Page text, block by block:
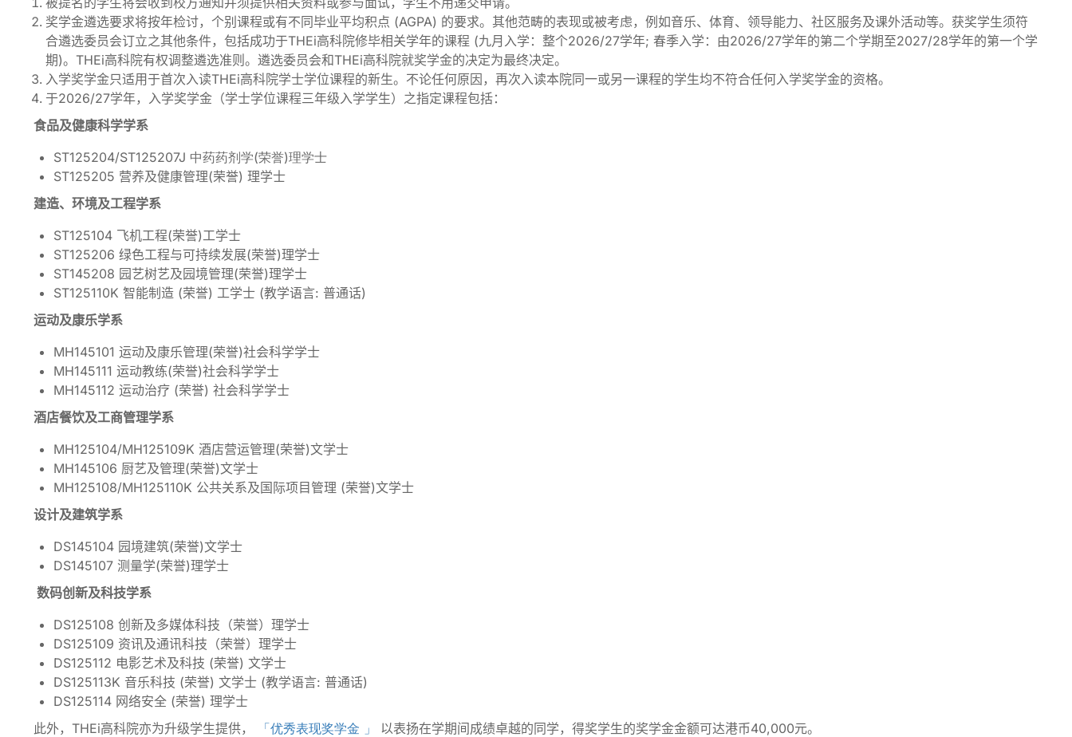
奖学金遴选要求将按年检讨，个别课程或有不同毕业平均积点 (AGPA) 的要求。其他范畴的表现或被考虑，例如音乐、体育、领导能力、社区服务及课外活动等。获奖学生须符
合遴选委员会订立之其他条件，包括成功于THEi高科院修毕相关学年的课程 (九月入学：整个2026/27学年; 春季入学：由2026/27学年的第二个学期至2027/28学年的第一个学
期)。THEi高科院有权调整遴选准则。遴选委员会和THEi高科院就奖学金的决定为最终决定。
入学奖学金只适用于首次入读THEi高科院学士学位课程的新生。不论任何原因，再次入读本院同一或另一课程的学生均不符合任何入学奖学金的资格。
于2026/27学年，入学奖学金（学士学位课程三年级入学学生）之指定课程包括：
食品及健康科学学系
ST125204/ST125207J 中药药剂学(荣誉)理学士
ST125205 营养及健康管理(荣誉) 理学士
建造、环境及工程学系
ST125104 飞机工程(荣誉)工学士
ST125206 绿色工程与可持续发展(荣誉)理学士
ST145208 园艺树艺及园境管理(荣誉)理学士
ST125110K 智能制造 (荣誉) 工学士 (教学语言: 普通话)
运动及康乐学系
MH145101 运动及康乐管理(荣誉)社会科学学士
MH145111 运动教练(荣誉)社会科学学士
MH145112 运动治疗 (荣誉) 社会科学学士
酒店餐饮及工商管理学系
MH125104/MH125109K 酒店营运管理(荣誉)文学士
MH145106 厨艺及管理(荣誉)文学士
MH125108/MH125110K 公共关系及国际项目管理 (荣誉)文学士
设计及建筑学系
DS145104 园境建筑(荣誉)文学士
DS145107 测量学(荣誉)理学士
数码创新及科技学系
DS125108 创新及多媒体科技（荣誉）理学士
DS125109 资讯及通讯科技（荣誉）理学士
DS125112 电影艺术及科技 (荣誉) 文学士
DS125113K 音乐科技 (荣誉) 文学士 (教学语言: 普通话)
DS125114 网络安全 (荣誉) 理学士
此外，THEi高科院亦为升级学生提供，
「优秀表现奖学金 」 以表扬在学期间成绩卓越的同学，得奖学生的奖学金金额可达港币40,000元。